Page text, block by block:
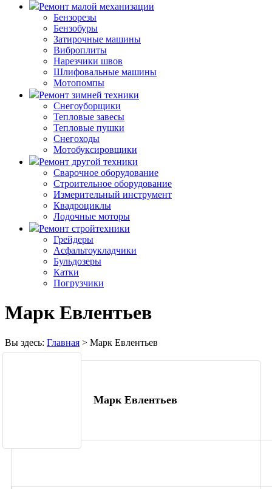
Ремонт малой механизации
Бензорезы
Бензобуры
Затирочные машины
Виброплиты
Нарезчики швов
Шлифовальные машины
Мотопомпы
Ремонт зимней техники
Снегоуборщики
Тепловые завесы
Тепловые пушки
Снегоходы
Мотобуксировщики
Ремонт другой техники
Сварочное оборудование
Строительное оборудование
Измерительный инструмент
Квадроциклы
Лодочные моторы
Ремонт стройтехники
Грейдеры
Асфальтоукладчики
Бульдозеры
Катки
Погрузчики
Марк Евлентьев
Вы здесь: Главная > Марк Евлентьев
Марк Евлентьев